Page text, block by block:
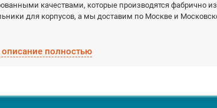
качествами, которые производятся фабрично из
для корпусов, а мы доставим по Москве и
описание полностью